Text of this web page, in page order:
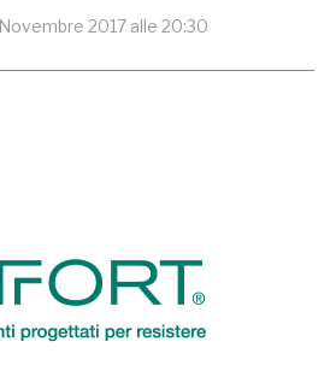
2017 alle 20:30